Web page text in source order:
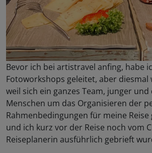
Bevor ich bei artistravel anfing, habe
Fotoworkshops geleitet, aber diesmal
weil sich ein ganzes Team, junger
Menschen um das Organisieren der
Rahmenbedingungen für meine
und ich kurz vor der Reise noch vom
Reiseplanerin ausführlich gebrieft